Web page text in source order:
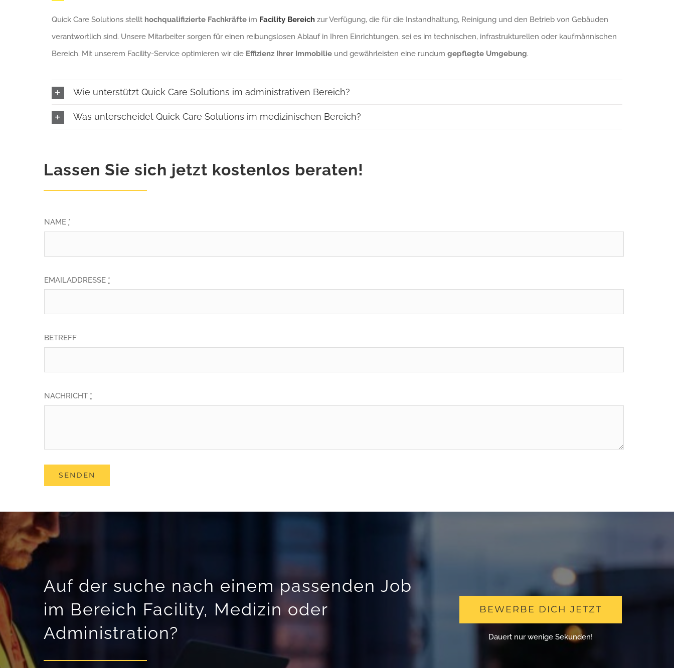
Quick Care Solutions stellt hochqualifizierte Fachkräfteim Facility Bereich zur Verfügung, die für die Instandhaltung, Reinigung und den Betrieb von Gebäuden
verantwortlich sind. Unsere Mitarbeiter sorgen für einen reibungslosen Ablauf in Ihren Einrichtungen, sei es im technischen, infrastrukturellen oder kaufmännischen
Bereich. Mit unserem Facility-Service optimieren wir die Effizienz Ihrer Immobilieund gewährleisten eine rundum gepflegte Umgebung.
Wie unterstützt Quick Care Solutions im administrativen Bereich?
Was unterscheidet Quick Care Solutions im medizinischen Bereich?
Lassen Sie sich jetzt kostenlos beraten!
NAME *
EMAILADDRESSE *
BETREFF
NACHRICHT *
SENDEN
Auf der suche nach einem passenden Job
im Bereich Facility, Medizin oder
Administration?
BEWERBE DICH JETZT
Dauert nur wenige Sekunden!